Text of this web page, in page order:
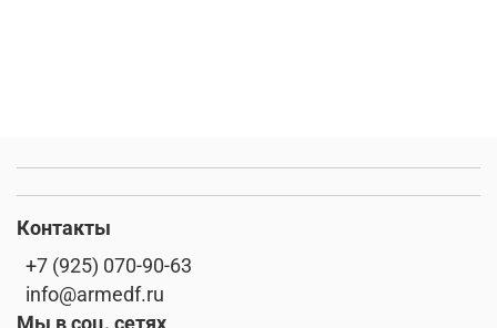
Контакты
+7 (925) 070-90-63
info@armedf.ru
Мы в соц. сетях